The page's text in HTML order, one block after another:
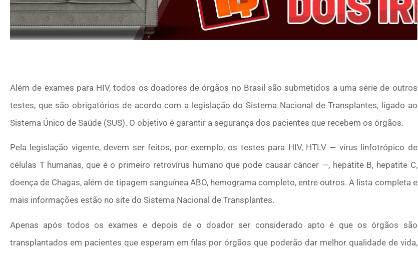
Além de exames para HIV, todos os doadores de órgãos no Brasil são submetidos a uma série de outros
testes, que são obrigatórios de acordo com a legislação do Sistema Nacional de Transplantes, ligado ao
Sistema Único de Saúde (SUS). O objetivo é garantir a segurança dos pacientes que recebem os órgãos.
Pela legislação vigente, devem ser feitos, por exemplo, os testes para HIV, HTLV — vírus linfotrópico de
células T humanas, que é o primeiro retrovírus humano que pode causar câncer —, hepatite B, hepatite C,
doença de Chagas, além de tipagem sanguínea ABO, hemograma completo, entre outros. A lista completa e
mais informações estão no site do Sistema Nacional de Transplantes.
Apenas após todos os exames e depois de o doador ser considerado apto é que os órgãos são
transplantados em pacientes que esperam em filas por órgãos que poderão dar melhor qualidade de vida,